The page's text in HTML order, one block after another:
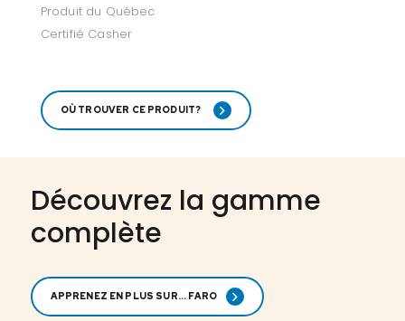
Produit du Québec
Certifié Casher
OÙ TROUVER CE PRODUIT?
Découvrez la gamme
complète
APPRENEZ EN PLUS SUR... FARO